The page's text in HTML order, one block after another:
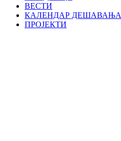
ВЕСТИ
КАЛЕНДАР ДЕШАВАЊА
ПРОЈЕКТИ